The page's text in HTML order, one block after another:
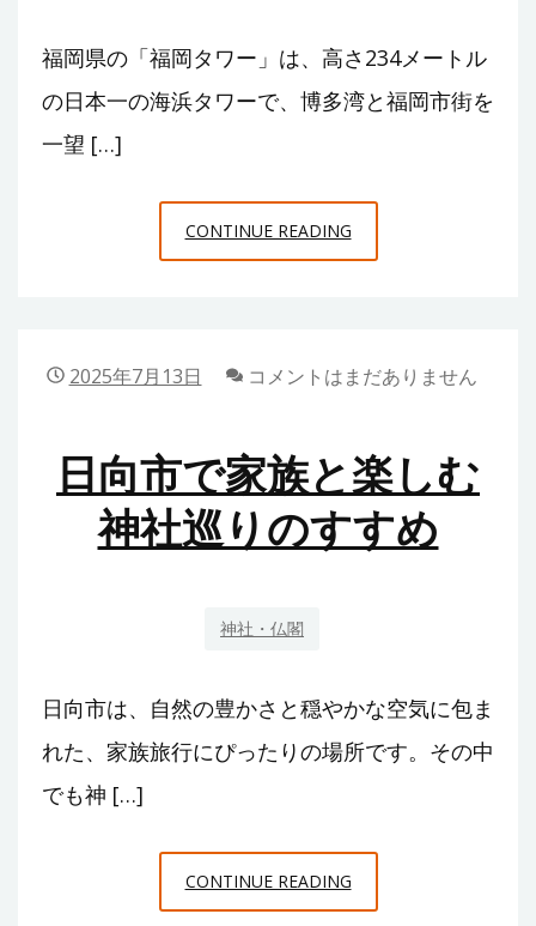
現
場
ル
と
れ
福岡県の「福岡タワー」は、高さ234メートル
の日本一の海浜タワーで、博多湾と福岡市街を
一望 […]
CONTINUE READING福
岡
ン
シ
ッ
た
労
2025年7月13日 コメントはまだありません
日向市で家族と楽しむ
神社巡りのすすめ
神社・仏閣
日向市は、自然の豊かさと穏やかな空気に包ま
れた、家族旅行にぴったりの場所です。その中
でも神 […]
CONTINUE READING日
向